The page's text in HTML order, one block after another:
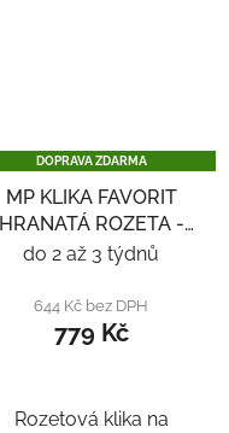
DOPRAVA ZDARMA
MP KLIKA FAVORIT
HRANATÁ ROZETA -
ČERNÁ
do 2 až 3 týdnů
644 Kč bez DPH
779 Kč
Rozetová klika na